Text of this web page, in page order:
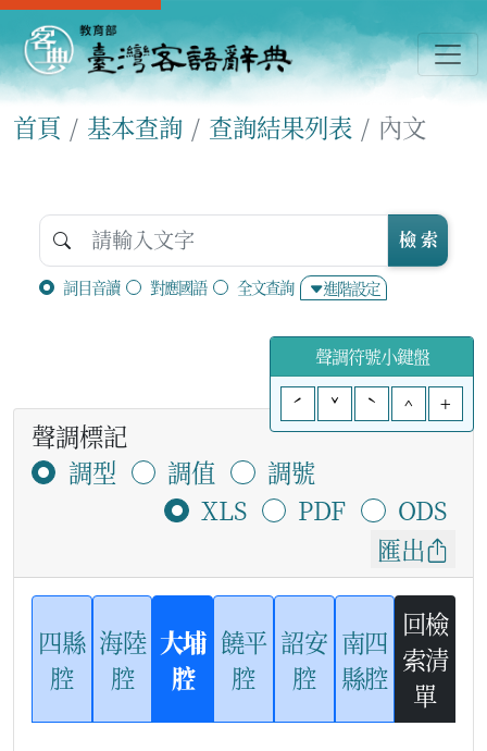
首頁 基本查詢 查詢結果列表 內文
詞目音讀 對應國語 全文查詢 進階設定
檢 索
聲調符號小鍵盤
ˊ
ˇ ˋ ^ +
聲調標記
調型
調值
調號
XLS
PDF
ODS
匯出
四縣
腔
海陸
腔
大埔
腔
饒平
腔
詔安
腔
南四
縣腔
回檢
索清
單